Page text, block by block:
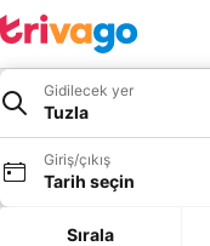
Gidilecek yer
Tuzla
Giriş/çıkış
Tarih seçin
Sırala